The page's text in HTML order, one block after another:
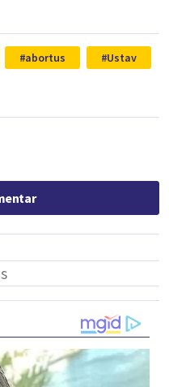
abortus
Ustav